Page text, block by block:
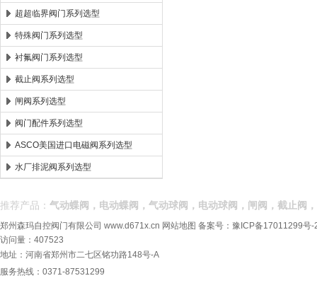
超超临界阀门系列选型
特殊阀门系列选型
衬氟阀门系列选型
截止阀系列选型
闸阀系列选型
阀门配件系列选型
ASCO美国进口电磁阀系列选型
水厂排泥阀系列选型
推荐产品： 气动蝶阀，电动蝶阀，气动球阀，电动球阀，闸阀，截止阀
郑州森玛自控阀门有限公司 www.d671x.cn 网站地图 备案号： 豫ICP备17011299号-
访问量：407523
地址：河南省郑州市二七区铭功路148号-A
服务热线：0371-87531299